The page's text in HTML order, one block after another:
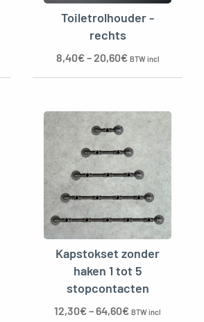
Toiletrolhouder -
rechts
8,40€–20,60€ BTW incl
Kapstokset zonder
haken 1 tot 5
stopcontacten
12,30€–64,60€ BTW incl